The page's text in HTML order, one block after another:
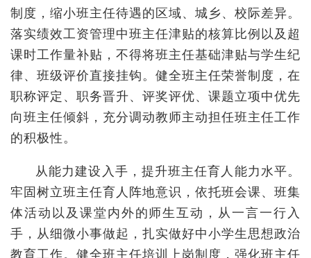
制度，缩小班主任待遇的区域、城乡、校际差异。
落实绩效工资管理中班主任津贴的核算比例以及超
课时工作量补贴，不得将班主任基础津贴与学生纪
律、班级评价直接挂钩。健全班主任荣誉制度，在
职称评定、职务晋升、评奖评优、课题立项中优先
向班主任倾斜，充分调动教师主动担任班主任工作
的积极性。
从能力建设入手，提升班主任育人能力水平。
牢固树立班主任育人阵地意识，依托班会课、班集
体活动以及课堂内外的师生互动，从一言一行入
手，从细微小事做起，扎实做好中小学生思想政治
教育工作。健全班主任培训上岗制度，强化班主任